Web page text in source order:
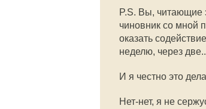
P.S. Вы, читающие
чиновник со мной
оказать
неделю, через
И я честно это
Нет-нет, я не